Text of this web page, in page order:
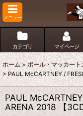
メニュー
カテゴリ マイページ
ホーム > ポール・マッカート
> PAUL McCARTNEY /
PAUL
ARENA 2018 【